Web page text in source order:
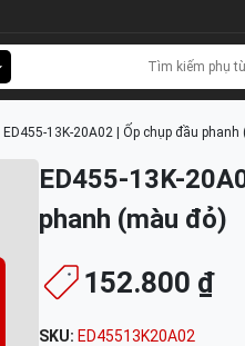
ED455-13K-20A02 | Ốp chụp đầu phanh
ED455-13K-
phanh (màu đỏ)
152.800 ₫
SKU: ED45513K20A02